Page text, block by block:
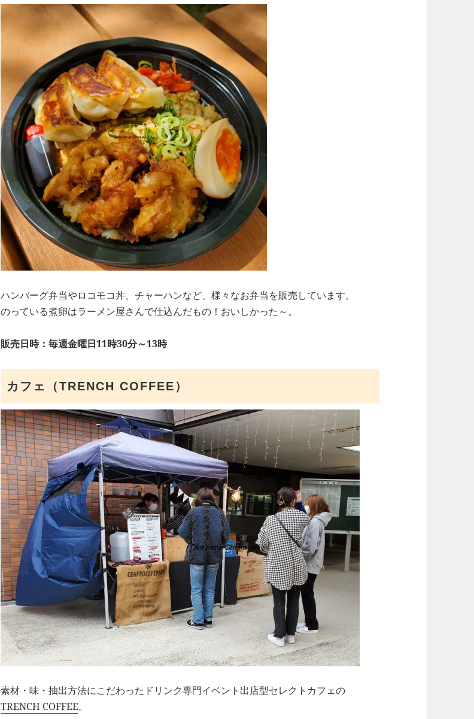
ハンバーグ弁当やロコモコ丼、チャーハンなど、様々なお弁当を販売しています。
のっている煮卵はラーメン屋さんで仕込んだもの！おいしかった～。
販売日時：毎週金曜日11時30分～13時
カフェ（TRENCH COFFEE）
素材・味・抽出方法にこだわったドリンク専門イベント出店型セレクトカフェの
TRENCH COFFEE。